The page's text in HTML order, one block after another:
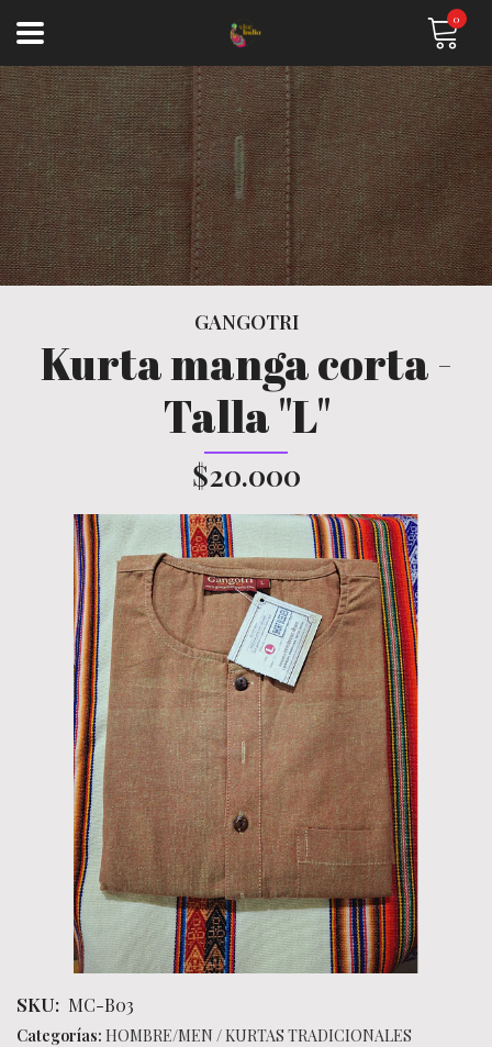
0
GANGOTRI
Kurta manga corta -
Talla "L"
$20.000
SKU: MC-B03
Categorías: HOMBRE/MEN /KURTAS TRADICIONALES